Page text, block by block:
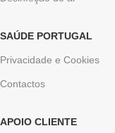
SAÚDE PORTUGAL
Privacidade e Cookies
Contactos
APOIO CLIENTE